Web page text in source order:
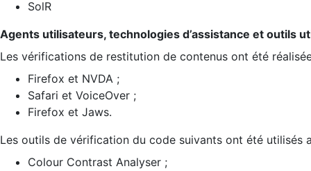
SolR
Agents utilisateurs, technologies d’assistance et outils
Les vérifications de restitution de contenus ont été
Firefox et NVDA ;
Safari et VoiceOver ;
Firefox et Jaws.
Les outils de vérification du code suivants ont été utilisés
Colour Contrast Analyser ;